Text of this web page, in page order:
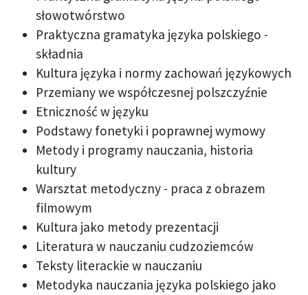
słowotwórstwo
Praktyczna gramatyka języka polskiego -
składnia
Kultura języka i normy zachowań językowych
Przemiany we współczesnej polszczyźnie
Etniczność w języku
Podstawy fonetyki i poprawnej wymowy
Metody i programy nauczania, historia
kultury
Warsztat metodyczny - praca z obrazem
filmowym
Kultura jako metody prezentacji
Literatura w nauczaniu cudzoziemców
Teksty literackie w nauczaniu
Metodyka nauczania języka polskiego jako